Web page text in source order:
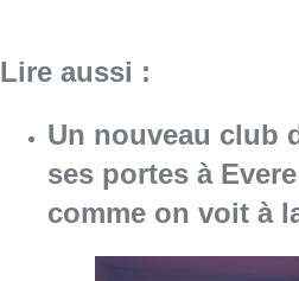
Lire aussi :
Un nouveau club
ses portes à
comme on voit à